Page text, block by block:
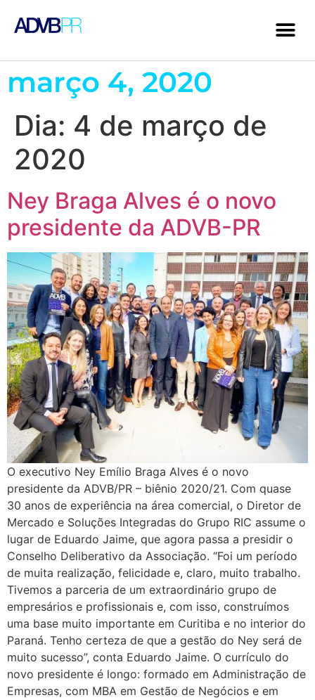
março 4, 2020
Dia: 4 de março de
2020
Ney Braga Alves é o novo
presidente da ADVB-PR
O executivo Ney Emílio Braga Alves é o novo
presidente da ADVB/PR – biênio 2020/21. Com quase
30 anos de experiência na área comercial, o Diretor de
Mercado e Soluções Integradas do Grupo RIC assume o
lugar de Eduardo Jaime, que agora passa a presidir o
Conselho Deliberativo da Associação. “Foi um período
de muita realização, felicidade e, claro, muito trabalho.
Tivemos a parceria de um extraordinário grupo de
empresários e profissionais e, com isso, construímos
uma base muito importante em Curitiba e no interior do
Paraná. Tenho certeza de que a gestão do Ney será de
muito sucesso”, conta Eduardo Jaime. O currículo do
novo presidente é longo: formado em Administração de
Empresas, com MBA em Gestão de Negócios e em